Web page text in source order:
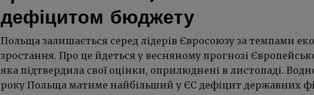
дефіцитом бюджету
Польща залишається серед лідерів Євросоюзу за темпами
зростання. Про це йдеться у весняному прогнозі
яка підтвердила свої оцінки, оприлюднені в листопаді.
року Польща матиме найбільший у ЄС дефіцит державних